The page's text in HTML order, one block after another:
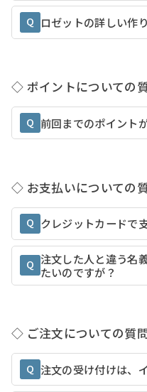
Q ロゼットの詳しい作
◇ ポイントについての
Q 前回までのポイント
◇ お支払いについての
Q クレジットカードで
Q 注文した人と違う名
たいのですが？
◇ ご注文についての質
Q 注文の受け付けは、